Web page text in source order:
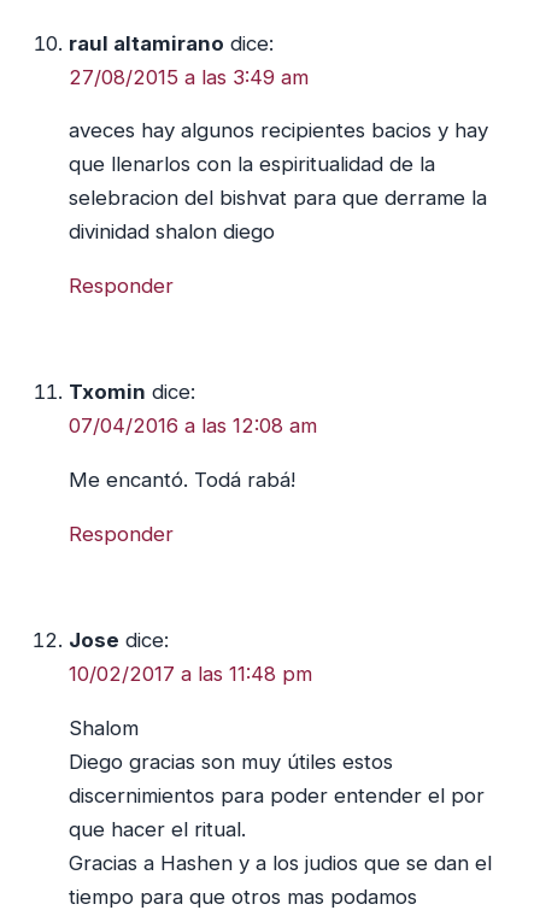
raul altamirano dice:
27/08/2015 a las 3:49 am
aveces hay algunos recipientes bacios y hay
que llenarlos con la espiritualidad de la
selebracion del bishvat para que derrame la
divinidad shalon diego
Responder
Txomin dice:
07/04/2016 a las 12:08 am
Me encantó. Todá rabá!
Responder
Jose dice:
10/02/2017 a las 11:48 pm
Shalom
Diego gracias son muy útiles estos
discernimientos para poder entender el por
que hacer el ritual.
Gracias a Hashen y a los judios que se dan el
tiempo para que otros mas podamos